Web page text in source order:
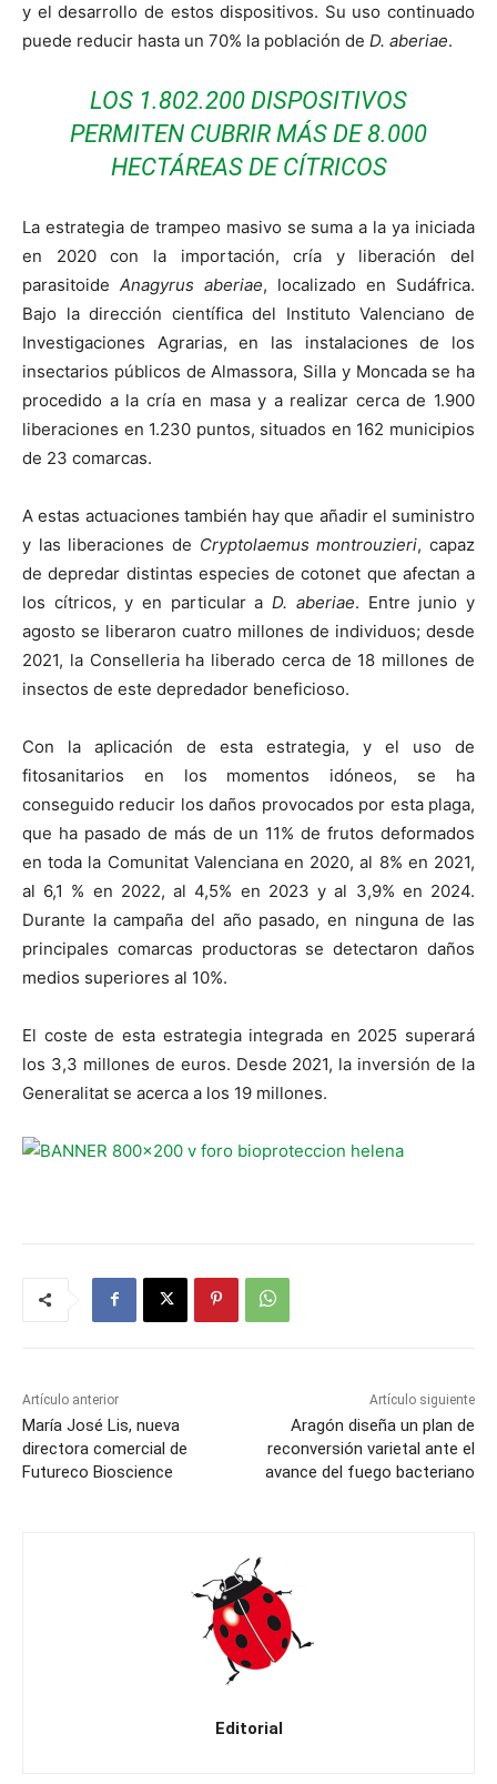
y el desarrollo de estos dispositivos. Su uso continuado
puede reducir hasta un 70% la población de D. aberiae.
LOS 1.802.200 DISPOSITIVOS
PERMITEN CUBRIR MÁS DE 8.000
HECTÁREAS DE CÍTRICOS
La estrategia de trampeo masivo se suma a la ya iniciada
en 2020 con la importación, cría y liberación del
parasitoide Anagyrus aberiae, localizado en Sudáfrica.
Bajo la dirección científica del Instituto Valenciano de
Investigaciones Agrarias, en las instalaciones de los
insectarios públicos de Almassora, Silla y Moncada se ha
procedido a la cría en masa y a realizar cerca de 1.900
liberaciones en 1.230 puntos, situados en 162 municipios
de 23 comarcas.
A estas actuaciones también hay que añadir el suministro
y las liberaciones de Cryptolaemus montrouzieri, capaz
de depredar distintas especies de cotonet que afectan a
los cítricos, y en particular aD. aberiae. Entre junio y
agosto se liberaron cuatro millones de individuos; desde
2021, la Conselleria ha liberado cerca de 18 millones de
insectos de este depredador beneficioso.
Con la aplicación de esta estrategia, y el uso de
fitosanitarios en los momentos idóneos, se ha
conseguido reducir los daños provocados por esta plaga,
que ha pasado de más de un 11% de frutos deformados
en toda la Comunitat Valenciana en 2020, al 8% en 2021,
al 6,1 % en 2022, al 4,5% en 2023 y al 3,9% en 2024.
Durante la campaña del año pasado, en ninguna de las
principales comarcas productoras se detectaron daños
medios superiores al 10%.
El coste de esta estrategia integrada en 2025 superará
los 3,3 millones de euros. Desde 2021, la inversión de la
Generalitat se acerca a los 19 millones.
Artículo anterior
María José Lis, nueva
directora comercial de
Futureco Bioscience
Artículo siguiente
Aragón diseña un plan de
reconversión varietal ante el
avance del fuego bacteriano
Editorial